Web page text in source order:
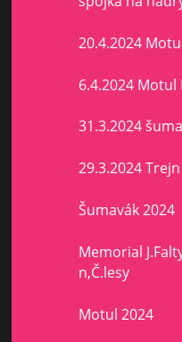
20.4.2024
6.4.2024 Motul
31.3.2024
29.3.2024
Šumavák 2024
Memorial
n,Č.lesy
Motul 2024